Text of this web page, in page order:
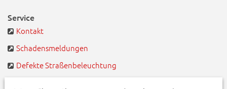
Service
Kontakt
Schadensmeldungen
Defekte Straßenbeleuchtung